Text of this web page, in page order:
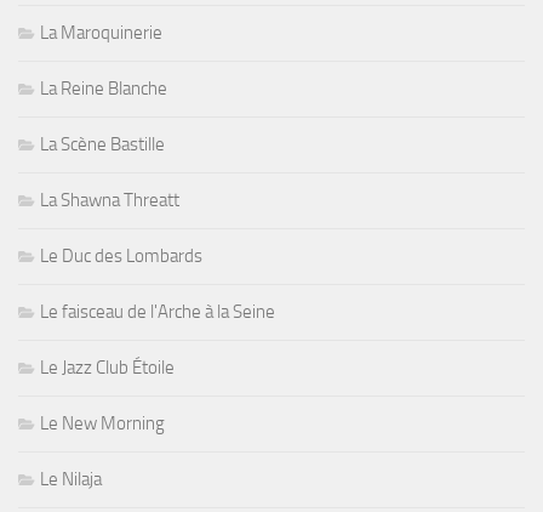
La Maroquinerie
La Reine Blanche
La Scène Bastille
La Shawna Threatt
Le Duc des Lombards
Le faisceau de l'Arche à la Seine
Le Jazz Club Étoile
Le New Morning
Le Nilaja